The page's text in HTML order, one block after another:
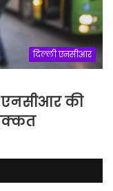
दिल्ली एनसीआर
एनसीआर की